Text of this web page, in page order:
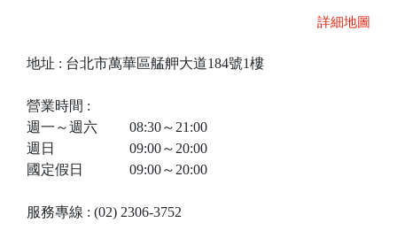
詳細地圖
地址 : 台北市萬華區艋舺大道184號1樓
營業時間 :
週一～週六 08:30～21:00
週日 09:00～20:00
國定假日 09:00～20:00
服務專線 : (02) 2306-3752